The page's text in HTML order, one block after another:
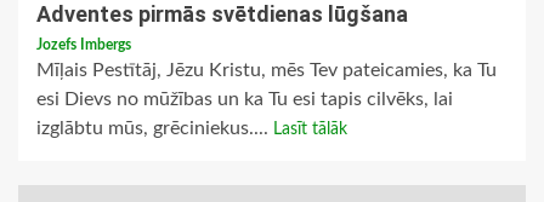
Adventes pirmās svētdienas lūgšana
Jozefs Imbergs
Mīļais Pestītāj, Jēzu Kristu, mēs Tev pateicamies, ka Tu
esi Dievs no mūžības un ka Tu esi tapis cilvēks, lai
izglābtu mūs, grēciniekus.... Lasīt tālāk